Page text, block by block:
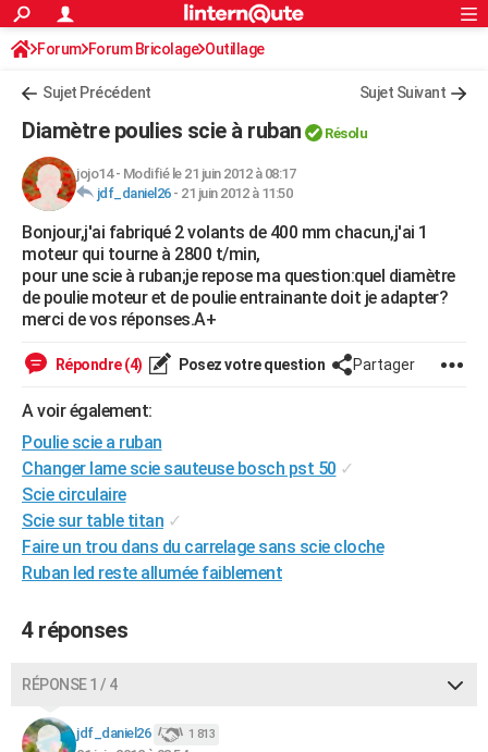
ACTUALITÉS
Politique
Société
Faits Divers
Education
Monde
Villes
+
FINANCE
Retraite
Impôts
Epargne
Immobilier
Risques naturels par ville
Banque
Assurance
Crédit
AUTO
Essais
Réserver un essai
Citadines
Berlines
SUV
Forum auto
+HIGH-TECH
Mobiles
Meilleur smartphone
Internet
Ordinateurs
Jeux vidéo
Guide high-tech
+BRICOLAGE
Forum
Aménagement intérieur
Extérieur
Cuisine
Salle de bains
Jardinage
Rangement
Guides de France
Escapades
Patrimoine
Expositions
Musées
Week-end nature
Art de vivre
Bien-être
Loisirs
Mode
Modes de vie
Alimentation
Guide de la santé
Maladies
Médicaments
Sommeil
VOYAGE
PHOTO
GUIDES D'ACHAT
CARTE DE VOEUX
Carte de Noël
Carte Bonne année
Carte Saint-Valentin
Carte Pâques
Carte d'anniversaire
DICTIONNAIRE
Dictionnaire
Biographies
Citations
Expressions
Proverbes
PROGRAMME TV
S'inscrire
Connexion
Forum Forum Bricolage Outillage
Sujet Précédent Sujet Suivant
Diamètre poulies scie à ruban Résolu
jojo14- Modifié le 21 juin 2012 à 08:17
jdf_daniel26- 21 juin 2012 à 11:50
Bonjour,j'ai fabriqué 2 volants de 400 mm chacun,j'ai 1
moteur qui tourne à 2800 t/min,
pour une scie à ruban;je repose ma question:quel diamètre
de poulie moteur et de poulie entrainante doit je adapter?
merci de vos réponses.A+
Répondre (4) Posez votre question Partager
A voir également:
Poulie scie a ruban
Changer lame scie sauteuse bosch pst 50 ✓
Scie circulaire
Scie sur table titan ✓
Faire un trou dans du carrelage sans scie cloche
Ruban led reste allumée faiblement
4 réponses
RÉPONSE 1 / 4
jdf_daniel26 1 813